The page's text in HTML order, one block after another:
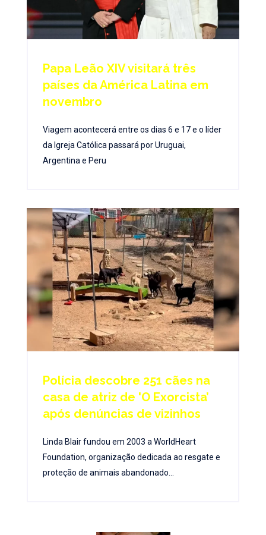
Papa Leão XIV visitará três
países da América Latina em
novembro
Viagem acontecerá entre os dias 6 e 17 e o líder
da Igreja Católica passará por Uruguai,
Argentina e Peru
Polícia descobre 251 cães na
casa de atriz de 'O Exorcista’
após denúncias de vizinhos
Linda Blair fundou em 2003 a WorldHeart
Foundation, organização dedicada ao resgate e
proteção de animais abandonado...